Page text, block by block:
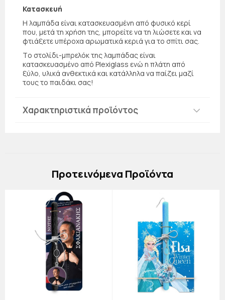
Κατασκευή
Η λαμπάδα είναι κατασκευασμένη από φυσικό κερί
που, μετά τη χρήση της, μπορείτε να τη λιώσετε και να
φτιάξετε υπέροχα αρωματικά κεριά για το σπίτι σας.
Τo στολίδι-μπρελόκ της λαμπάδας είναι
κατασκευασμένο από Plexiglass ενώ η πλάτη από
ξύλο, υλικά ανθεκτικά και κατάλληλα να παίζει μαζί
τους το παιδάκι σας!
Χαρακτηριστικά προϊόντος
Πρoτεινόμενα Προϊόντα